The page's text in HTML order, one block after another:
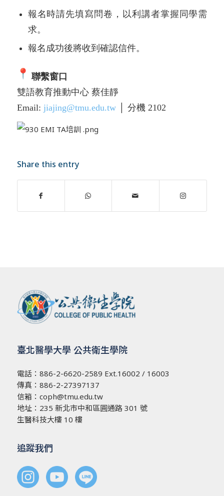
報名時請先填寫問卷，以利講者掌握同學需
求。
報名成功後將收到確認信件。
聯繫窗口
雙語教育推動中心 蔡佳靜
Email: jiajing@tmu.edu.tw│ 分機 2102
Share this entry
臺北醫學大學 公共衛生學院
電話： 886-2-6620-2589 Ext.16002 / 16003
傳真：886-2-27397137
信箱： coph@tmu.edu.tw
地址： 235 新北市中和區圓通路 301 號
生醫科技大樓 10 樓
追蹤我們